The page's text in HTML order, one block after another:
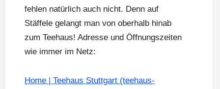
fehlen natürlich auch nicht. Denn auf
Stäffele gelangt man von oberhalb hinab
zum Teehaus! Adresse und Öffnungszeiten
wie immer im Netz:
Home | Teehaus Stuttgart (teehaus-